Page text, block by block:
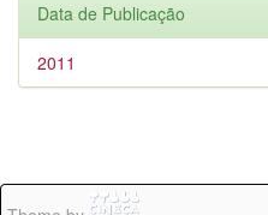
Data de Publicação
2011